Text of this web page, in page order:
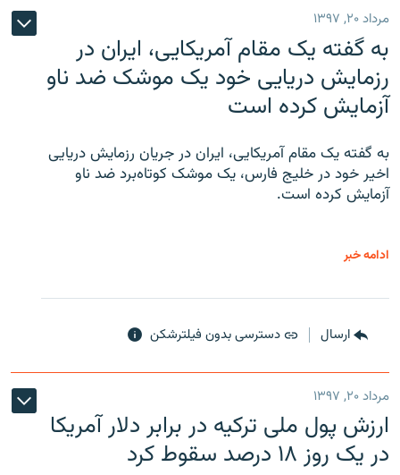
مرداد ۲۰, ۱۳۹۷
به گفته یک مقام آمریکایی، ایران در
رزمایش دریایی خود یک موشک ضد ناو
آزمایش کرده است
به گفته یک مقام آمریکایی، ایران در جریان رزمایش دریایی
اخیر خود در خلیج فارس، یک موشک کوتاه‌برد ضد ناو
آزمایش کرده است.
ادامه خبر
ارسال دسترسی بدون فیلترشکن
مرداد ۲۰, ۱۳۹۷
ارزش پول ملی ترکیه در برابر دلار آمریکا
در یک روز ۱۸ درصد سقوط کرد